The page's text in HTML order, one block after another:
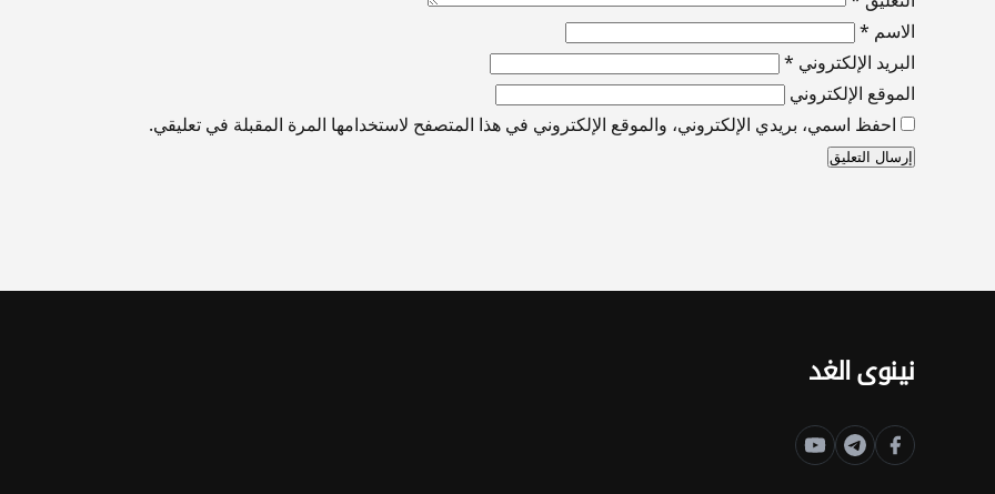
الاسم *
البريد الإلكتروني *
الموقع الإلكتروني
احفظ اسمي، بريدي الإلكتروني، والموقع الإلكتروني في هذا المتصفح لاستخدامها المرة المقبلة في تعليقي.
نينوى الغد